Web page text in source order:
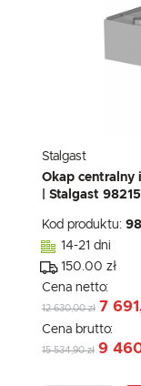
Stalgast
Okap
| Stalgast
Kod produktu:
14-21 dni
150.00 zł
Cena netto:
12 630,00 zł 7
Cena brutto:
15 534,90 zł 9